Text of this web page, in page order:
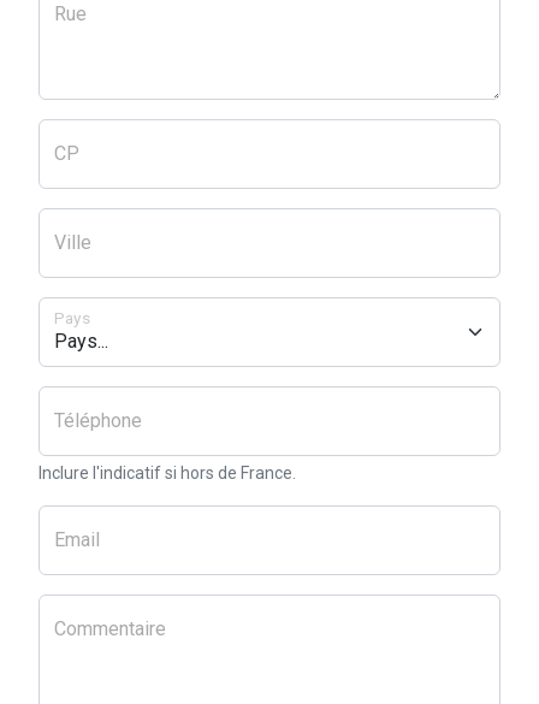
Rue
CP
Ville
Pays
Téléphone
Inclure l'indicatif si hors de France.
Email
Commentaire